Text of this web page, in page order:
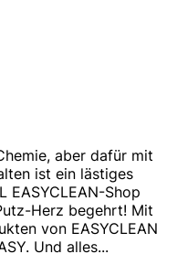
aber dafür mit
ist ein lästiges
EASYCLEAN-Shop
Herz begehrt! Mit
von EASYCLEAN
Und alles...